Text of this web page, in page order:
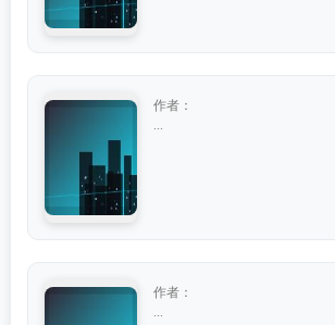
作者：
作者：